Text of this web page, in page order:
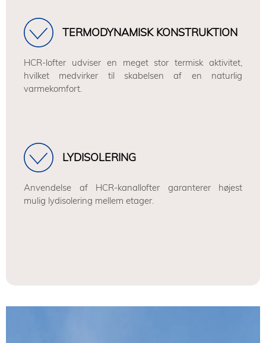
TERMODYNAMISK KONSTRUKTION
HCR-lofter udviser en meget stor termisk aktivitet,
hvilket medvirker til skabelsen af en naturlig
varmekomfort.
LYDISOLERING
Anvendelse af HCR-kanallofter garanterer højest
mulig lydisolering mellem etager.